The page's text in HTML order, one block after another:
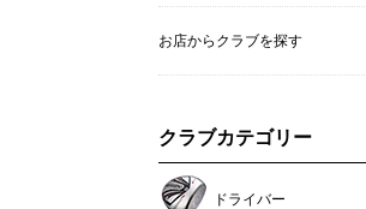
お店からクラブを探す
クラブカテゴリー
ドライバー